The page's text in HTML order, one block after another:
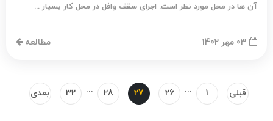
آن ها در محل مورد نظر است. اجرای سقف وافل در محل کار بسیار ...
03 مهر 1402 مطالعه
قبلی 1
...
26
27
28
...
32 بعدی